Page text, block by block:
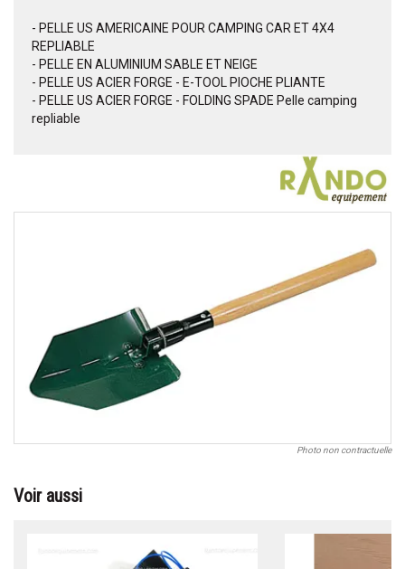
- PELLE US AMERICAINE POUR CAMPING CAR ET 4X4
REPLIABLE
- PELLE EN ALUMINIUM SABLE ET NEIGE
- PELLE US ACIER FORGE - E-TOOL PIOCHE PLIANTE
- PELLE US ACIER FORGE - FOLDING SPADE Pelle camping
repliable
Photo non contractuelle
Voir aussi